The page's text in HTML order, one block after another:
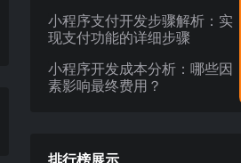
小程序支付开发步骤解析：实
现支付功能的详细步骤
小程序开发成本分析：哪些因
素影响最终费用？